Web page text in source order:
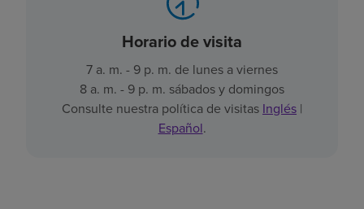
Horario de visita
7 a. m. - 9 p. m. de lunes a viernes
8 a. m. - 9 p. m. sábados y domingos
Consulte nuestra política de visitas Inglés |
Español.